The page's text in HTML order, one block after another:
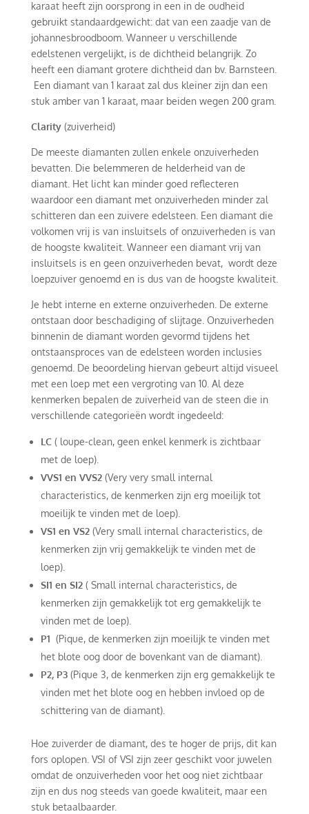
karaat heeft zijn oorsprong in een in de oudheid
gebruikt standaardgewicht: dat van een zaadje van de
johannesbroodboom. Wanneer u verschillende
edelstenen vergelijkt, is de dichtheid belangrijk. Zo
heeft een diamant grotere dichtheid dan bv. Barnsteen.
Een diamant van 1 karaat zal dus kleiner zijn dan een
stuk amber van 1 karaat, maar beiden wegen 200 gram.
Clarity (zuiverheid)
De meeste diamanten zullen enkele onzuiverheden
bevatten. Die belemmeren de helderheid van de
diamant. Het licht kan minder goed reflecteren
waardoor een diamant met onzuiverheden minder zal
schitteren dan een zuivere edelsteen. Een diamant die
volkomen vrij is van insluitsels of onzuiverheden is van
de hoogste kwaliteit. Wanneer een diamant vrij van
insluitsels is en geen onzuiverheden bevat, wordt deze
loepzuiver genoemd en is dus van de hoogste kwaliteit.
Je hebt interne en externe onzuiverheden. De externe
ontstaan door beschadiging of slijtage. Onzuiverheden
binnenin de diamant worden gevormd tijdens het
ontstaansproces van de edelsteen worden inclusies
genoemd. De beoordeling hiervan gebeurt altijd visueel
met een loep met een vergroting van 10. Al deze
kenmerken bepalen de zuiverheid van de steen die in
verschillende categorieën wordt ingedeeld:
LC ( loupe-clean, geen enkel kenmerk is zichtbaar
met de loep).
VVS1 en VVS2(Very very small internal
characteristics, de kenmerken zijn erg moeilijk tot
moeilijk te vinden met de loep).
VS1 en VS2(Very small internal characteristics, de
kenmerken zijn vrij gemakkelijk te vinden met de
loep).
SI1 en SI2( Small internal characteristics, de
kenmerken zijn gemakkelijk tot erg gemakkelijk te
vinden met de loep).
P1 (Pique, de kenmerken zijn moeilijk te vinden met
het blote oog door de bovenkant van de diamant).
P2, P3 (Pique 3, de kenmerken zijn erg gemakkelijk te
vinden met het blote oog en hebben invloed op de
schittering van de diamant).
Hoe zuiverder de diamant, des te hoger de prijs, dit kan
fors oplopen. VSI of VSI zijn zeer geschikt voor juwelen
omdat de onzuiverheden voor het oog niet zichtbaar
zijn en dus nog steeds van goede kwaliteit, maar een
stuk betaalbaarder.